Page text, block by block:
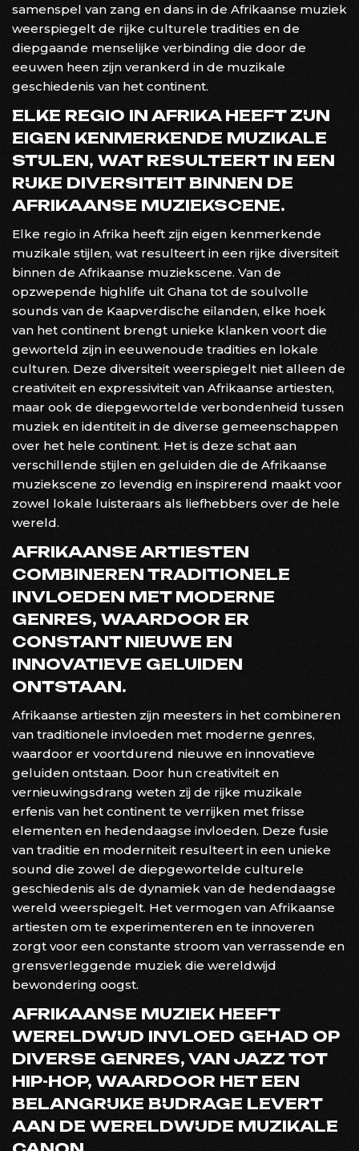
samenspel van zang en dans in de Afrikaanse muziek
weerspiegelt de rijke culturele tradities en de
diepgaande menselijke verbinding die door de
eeuwen heen zijn verankerd in de muzikale
geschiedenis van het continent.
ELKE REGIO IN AFRIKA HEEFT ZIJN
EIGEN KENMERKENDE MUZIKALE
STIJLEN, WAT RESULTEERT IN EEN
RIJKE DIVERSITEIT BINNEN DE
AFRIKAANSE MUZIEKSCENE.
Elke regio in Afrika heeft zijn eigen kenmerkende
muzikale stijlen, wat resulteert in een rijke diversiteit
binnen de Afrikaanse muziekscene. Van de
opzwepende highlife uit Ghana tot de soulvolle
sounds van de Kaapverdische eilanden, elke hoek
van het continent brengt unieke klanken voort die
geworteld zijn in eeuwenoude tradities en lokale
culturen. Deze diversiteit weerspiegelt niet alleen de
creativiteit en expressiviteit van Afrikaanse artiesten,
maar ook de diepgewortelde verbondenheid tussen
muziek en identiteit in de diverse gemeenschappen
over het hele continent. Het is deze schat aan
verschillende stijlen en geluiden die de Afrikaanse
muziekscene zo levendig en inspirerend maakt voor
zowel lokale luisteraars als liefhebbers over de hele
wereld.
AFRIKAANSE ARTIESTEN
COMBINEREN TRADITIONELE
INVLOEDEN MET MODERNE
GENRES, WAARDOOR ER
CONSTANT NIEUWE EN
INNOVATIEVE GELUIDEN
ONTSTAAN.
Afrikaanse artiesten zijn meesters in het combineren
van traditionele invloeden met moderne genres,
waardoor er voortdurend nieuwe en innovatieve
geluiden ontstaan. Door hun creativiteit en
vernieuwingsdrang weten zij de rijke muzikale
erfenis van het continent te verrijken met frisse
elementen en hedendaagse invloeden. Deze fusie
van traditie en moderniteit resulteert in een unieke
sound die zowel de diepgewortelde culturele
geschiedenis als de dynamiek van de hedendaagse
wereld weerspiegelt. Het vermogen van Afrikaanse
artiesten om te experimenteren en te innoveren
zorgt voor een constante stroom van verrassende en
grensverleggende muziek die wereldwijd
bewondering oogst.
AFRIKAANSE MUZIEK HEEFT
WERELDWIJD INVLOED GEHAD OP
DIVERSE GENRES, VAN JAZZ TOT
HIP-HOP, WAARDOOR HET EEN
BELANGRIJKE BIJDRAGE LEVERT
AAN DE WERELDWIJDE MUZIKALE